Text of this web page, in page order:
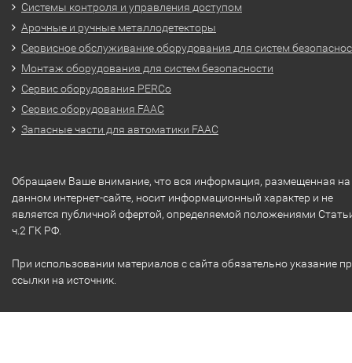
Системы контроля и управления доступом
Арочные и ручные металлодетекторы
Сервисное обслуживание оборудования для систем
Монтаж оборудования для систем безопасности
Сервис оборудования PERCo
Сервис оборудования FAAC
Запасные части для автоматики FAAC
Обращаем Ваше внимание, что вся информация, размещенная на
данном интернет-сайте, носит информационный характер и не
является публичной офертой, определяемой положениями
ч.2 ГК РФ.
При использовании материалов с сайта обязательно указание
ссылки на источник.